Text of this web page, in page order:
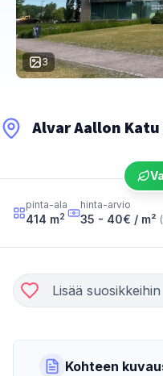
3
Alvar Aallon
pinta-ala
414 m2
hinta-arvio
35 - 40€ / m² (
Lisää suosikkeihin
Kohteen